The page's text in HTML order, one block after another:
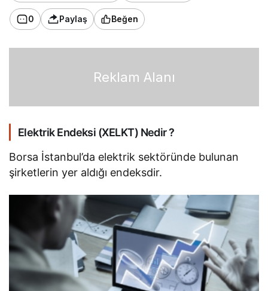
0 Paylaş Beğen
Reklam Alanı
Elektrik Endeksi (XELKT) Nedir ?
Borsa İstanbul’da elektrik sektöründe bulunan
şirketlerin yer aldığı endeksdir.